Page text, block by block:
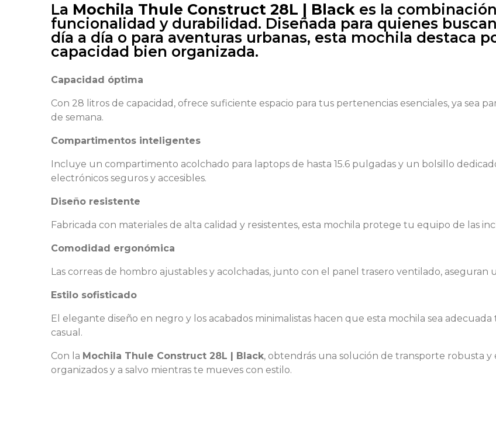
La Mochila Thule Construct 28L | Black es la
funcionalidad y durabilidad. Diseñada para quienes
día a día o para aventuras urbanas, esta mochila destaca
capacidad bien organizada.
Capacidad óptima
Con 28 litros de capacidad, ofrece suficiente espacio para tus pertenencias esenciales, ya sea
de semana.
Compartimentos inteligentes
Incluye un compartimento acolchado para laptops de hasta 15.6 pulgadas y un bolsillo
electrónicos seguros y accesibles.
Diseño resistente
Fabricada con materiales de alta calidad y resistentes, esta mochila protege tu equipo de las
Comodidad ergonómica
Las correas de hombro ajustables y acolchadas, junto con el panel trasero ventilado,
Estilo sofisticado
El elegante diseño en negro y los acabados minimalistas hacen que esta mochila sea
casual.
Con la Mochila Thule Construct 28L | Black, obtendrás una solución de transporte robusta
organizados y a salvo mientras te mueves con estilo.